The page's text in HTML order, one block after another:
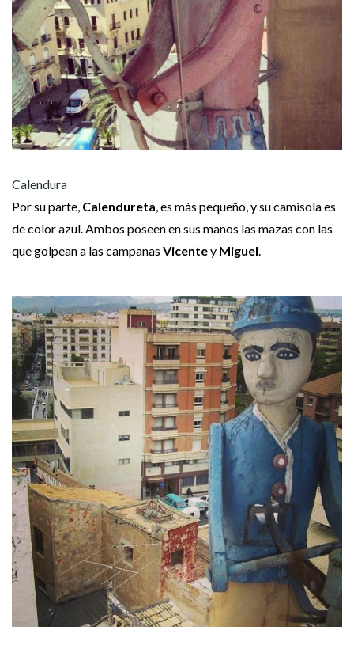
Calendura
Por su parte, Calendureta, es más pequeño, y su camisola es
de color azul. Ambos poseen en sus manos las mazas con las
que golpean a las campanas Vicentey Miguel.